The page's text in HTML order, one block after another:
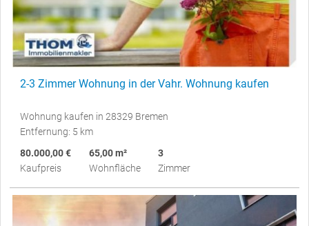
2-3 Zimmer Wohnung in der Vahr. Wohnung kaufen
Wohnung kaufen in 28329 Bremen
Entfernung: 5 km
80.000,00 €
Kaufpreis
65,00 m²
Wohnfläche
3
Zimmer